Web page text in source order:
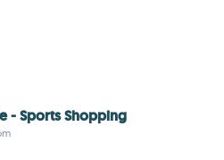
- Sports Shopping